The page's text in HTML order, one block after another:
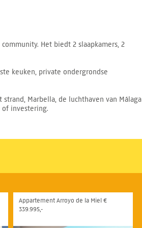
Het biedt 2 slaapkamers, 2
keuken, private ondergrondse
Marbella, de luchthaven van Málaga
investering.
Appartement Arroyo de la Miel €
339.995,-